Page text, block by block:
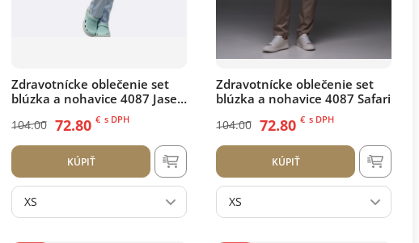
Zdravotnícke oblečenie set
blúzka a nohavice 4087 Jaseň
104.00 72.80 € s DPH
KÚPIŤ
XS
Zdravotnícke oblečenie set
blúzka a nohavice 4087 Safari
104.00 72.80 € s DPH
KÚPIŤ
XS